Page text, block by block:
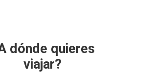
dónde quieres
viajar?